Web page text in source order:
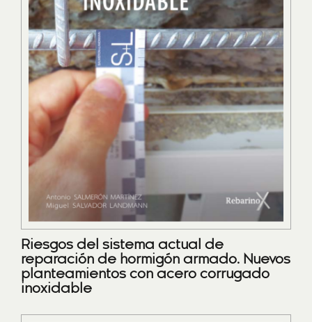
Riesgos del sistema actual de
reparación de hormigón armado. Nuevos
planteamientos con acero corrugado
inoxidable